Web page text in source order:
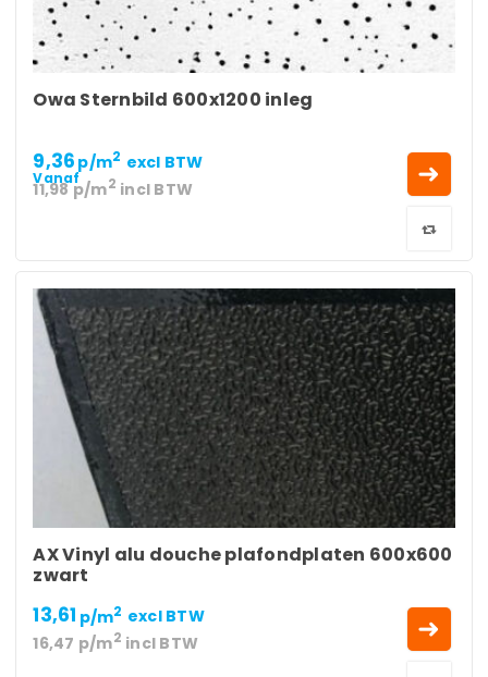
Owa Sternbild 600x1200 inleg
Vanaf
9,36 p/m2 excl BTW
11,98p/m2 incl BTW
AX Vinyl alu douche plafondplaten 600x600
zwart
13,61 p/m2 excl BTW
16,47 p/m2 incl BTW